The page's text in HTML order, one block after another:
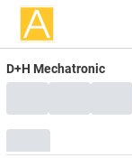
D+H Mechatronic